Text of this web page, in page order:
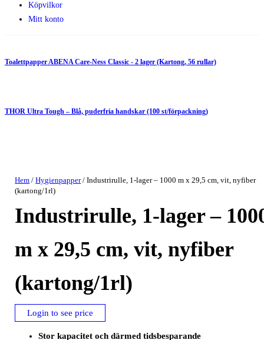
Köpvilkor
Mitt konto
Toalettpapper ABENA Care-Ness Classic - 2 lager (Kartong, 56 rullar)
THOR Ultra Tough – Blå, puderfria handskar (100 st/förpackning)
Hem /Hygienpapper/ Industrirulle, 1-lager – 1000 m x 29,5 cm, vit, nyfiber
(kartong/1rl)
Industrirulle, 1-lager –
m x 29,5 cm, vit, nyfiber
(kartong/1rl)
Login to see price
Stor kapacitet och därmed tidsbesparande